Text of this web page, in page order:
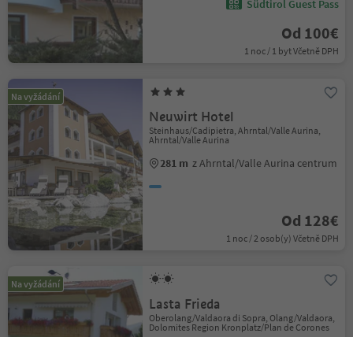
Südtirol Guest Pass
Od 100€
1 noc / 1 byt Včetně DPH
Na vyžádání
Neuwirt Hotel
Steinhaus/Cadipietra, Ahrntal/Valle Aurina,
Ahrntal/Valle Aurina
281 m z Ahrntal/Valle Aurina centrum
Od 128€
1 noc / 2 osob(y) Včetně DPH
Na vyžádání
Lasta Frieda
Oberolang/Valdaora di Sopra, Olang/Valdaora,
Dolomites Region Kronplatz/Plan de Corones